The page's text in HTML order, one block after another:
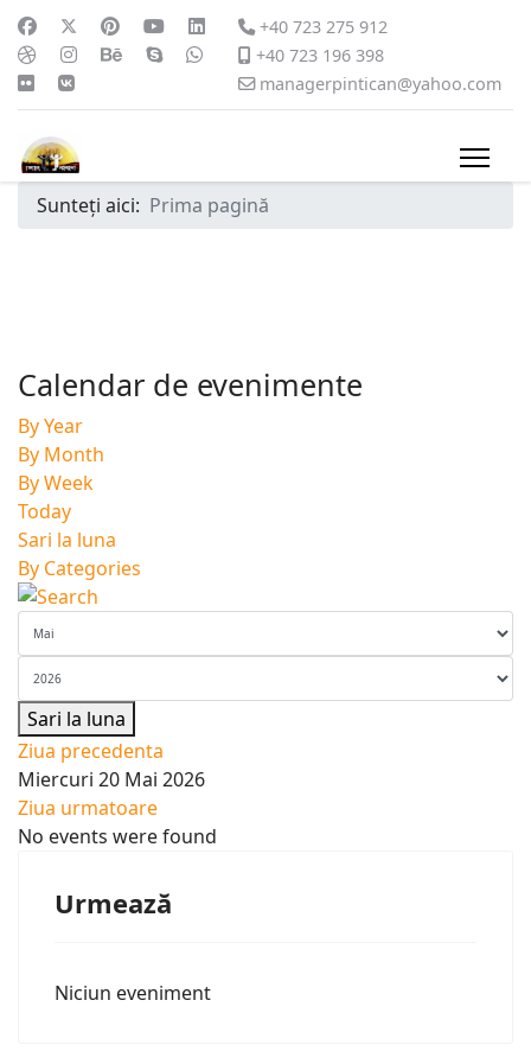
+40 723 275 912
+40 723 196 398
managerpintican@yahoo.com
Sunteți aici: Prima pagină
Calendar de evenimente
By Year
By Month
By Week
Today
Sari la luna
By Categories
Sari la luna
Ziua precedenta
Miercuri 20 Mai 2026
Ziua urmatoare
No events were found
Urmează
Niciun eveniment